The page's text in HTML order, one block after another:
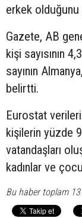
erkek olduğunu
Gazete, AB
kişi sayısının
sayının
belirtti.
Eurostat
kişilerin yüzde
vatandaşları
kadınlar ve
Bu haber toplam